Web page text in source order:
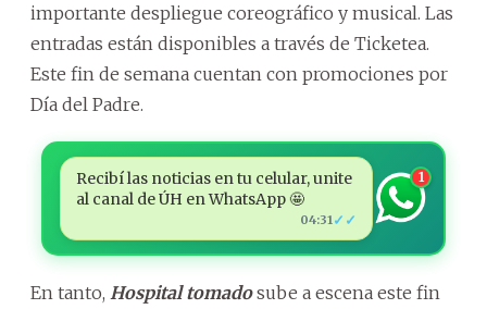
importante despliegue coreográfico y musical. Las
entradas están disponibles a través de Ticketea.
Este fin de semana cuentan con promociones por
Día del Padre.
Recibí las noticias en tu celular, unite
al canal de ÚH en WhatsApp 🤩
04:31 ✓✓
1
En tanto, Hospital tomadosube a escena este fin